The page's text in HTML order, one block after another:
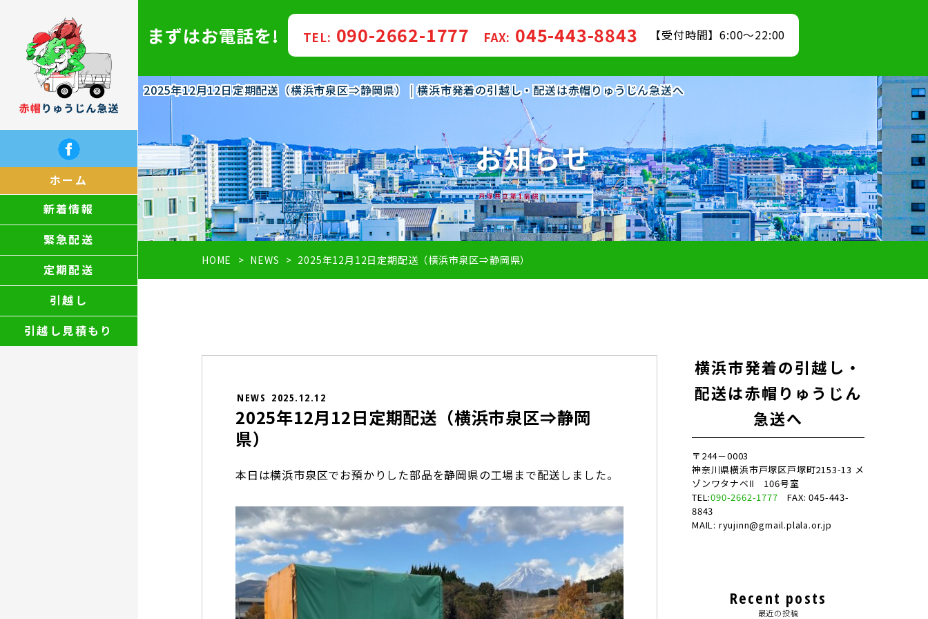
ホーム
新着情報
緊急配送
定期配送
引越し
引越し見積もり
2025年12月12日定期配送（横浜市泉区⇒静岡県） | 横浜市発着の引越し・配送は赤帽りゅうじん急送へ
まずはお電話を! TEL: 090-2662-1777 FAX: 045-443-8843 【受付時間】6:00～22:00
お知らせ
HOME NEWS 2025年12月12日定期配送（横浜市泉区⇒静岡県）
NEWS 2025.12.12
2025年12月12日定期配送（横浜市泉区⇒静岡
県）
本日は横浜市泉区でお預かりした部品を静岡県の工場まで配送しました。
横浜市発着の引越し・
配送は赤帽りゅうじん
急送へ
〒244－0003
神奈川県横浜市戸塚区戸塚町2153-13 メ
ゾンワタナベⅡ 106号室
TEL:090-2662-1777 FAX: 045-443-
8843
MAIL: ryujinn@gmail.plala.or.jp
Recent posts
最近の投稿